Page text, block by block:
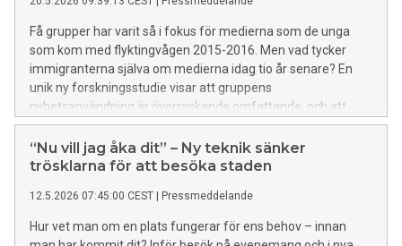
Få grupper har varit så i fokus för medierna som de unga
som kom med flyktingvågen 2015-2016. Men vad tycker
immigranterna själva om medierna idag tio år senare? En
unik ny forskningsstudie visar att gruppens
nyhetsanvändning är överraskande omfattande, och att
sociala medier är främsta ingången till nyheter.
“Nu vill jag åka dit” – Ny teknik sänker
trösklarna för att besöka staden
12.5.2026 07:45:00 CEST | Pressmeddelande
Hur vet man om en plats fungerar för ens behov – innan